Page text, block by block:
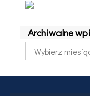
Archiwalne
Archiwalne
wpisy: